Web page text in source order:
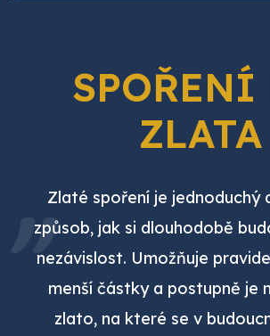
SPOŘENÍ
ZLATA
Zlaté spoření je jednoduchý
způsob, jak si dlouhodobě
nezávislost. Umožňuje
menší částky a postupně je
zlato, na které se v